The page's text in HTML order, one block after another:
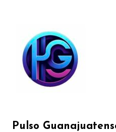
contenido
Pulso